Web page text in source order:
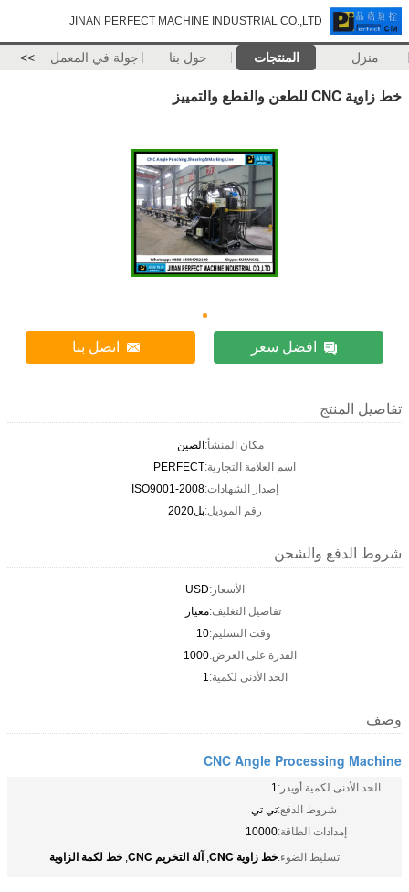
JINAN PERFECT MACHINE INDUSTRIAL CO.,LTD
منزل المنتجات حول بنا جولة في المعمل >>
خط زاوية CNC للطعن والقطع والتمييز
افضل سعر اتصل بنا
تفاصيل المنتج
مكان المنشأ:الصين
اسم العلامة التجارية:PERFECT
إصدار الشهادات:ISO9001-2008
رقم الموديل:بل2020
شروط الدفع والشحن
الأسعار:USD
تفاصيل التغليف:معيار
وقت التسليم:10
القدرة على العرض:1000
الحد الأدنى لكمية:1
وصف
CNC Angle Processing Machine
الحد الأدنى لكمية أويدر:1
شروط الدفع:تي تي
إمدادات الطاقة:10000
تسليط الضوء:خط زاوية CNC , آلة التخريم CNC , خط لكمة الزاوية